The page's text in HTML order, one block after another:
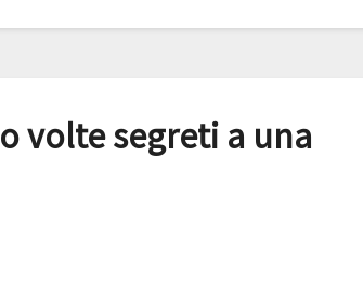
volte segreti a una